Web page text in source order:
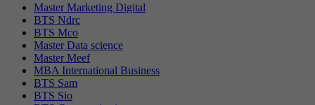
Master Marketing Digital
BTS Ndrc
BTS Mco
Master Data science
Master Meef
MBA International Business
BTS Sam
BTS Sio